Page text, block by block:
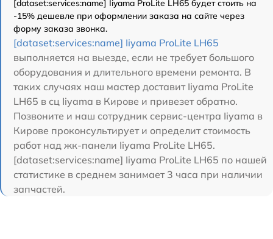
[dataset:services:name] Iiyama ProLite LH65 будет стоить на
-15% дешевле при оформлении заказа на сайте через
форму заказа звонка.
[dataset:services:name] Iiyama ProLite LH65
выполняется на выезде, если не требует большого
оборудования и длительного времени ремонта. В
таких случаях наш мастер доставит Iiyama ProLite
LH65 в сц Iiyama в Кирове и привезет обратно.
Позвоните и наш сотрудник сервис-центра Iiyama в
Кирове проконсультирует и определит стоимость
работ над жк-панели Iiyama ProLite LH65.
[dataset:services:name] Iiyama ProLite LH65 по нашей
статистике в среднем занимает 3 часа при наличии
запчастей.